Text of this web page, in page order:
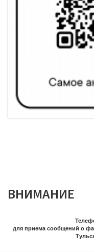
ВНИМАНИЕ
для приема сообщений о